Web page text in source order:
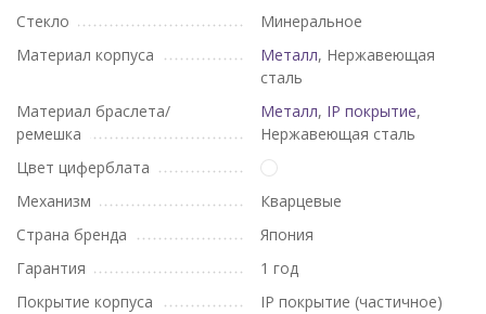
Стекло
Минеральное
Материал корпуса
Металл, Нержавеющая
сталь
Материал браслета/
ремешка
Металл, IP покрытие,
Нержавеющая сталь
Цвет циферблата
Механизм
Кварцевые
Страна бренда
Япония
Гарантия
1 год
Покрытие корпуса
IP покрытие (частичное)